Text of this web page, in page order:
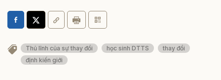
Thủ lĩnh của sự thay đổi học sinh DTTS
thay đổi
định kiến giới